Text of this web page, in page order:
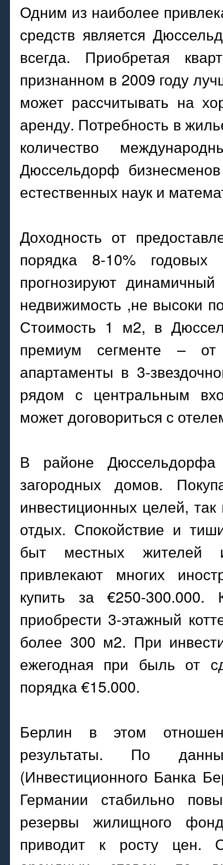
Одним из наиболее
средств является
всегда. Приобретая
признанном в 2009 году
может рассчитывать на
аренду. Потребность в
количество
Дюссельдорф
естественных наук и
Доходность от
порядка 8-10%
прогнозируют
недвижимость ,не высоки
Стоимость 1 м2, в
премиум сегменте –
апартаменты в 3-
рядом с центральным
может договориться с
В районе
загородных домов.
инвестиционных целей,
отдых. Спокойствие и
быт местных жителей
привлекают многих
купить за €250-
приобрести 3-этажный
более 300 м2. При
ежегодная при быль от
порядка €15.000.
Берлин в этом
результаты. По
(Инвестиционного Банка
Германии стабильно
резервы жилищного
приводит к росту цен.